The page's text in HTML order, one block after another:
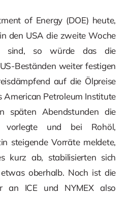
of Energy (DOE) heute,
den USA die zweite Woche
sind, so würde das die
Beständen weiter festigen
auf die Ölpreise
American Petroleum Institute
späten Abendstunden die
vorlegte und bei Rohöl,
steigende Vorräte meldete,
kurz ab, stabilisierten sich
oberhalb. Noch ist die
an ICE und NYMEX also